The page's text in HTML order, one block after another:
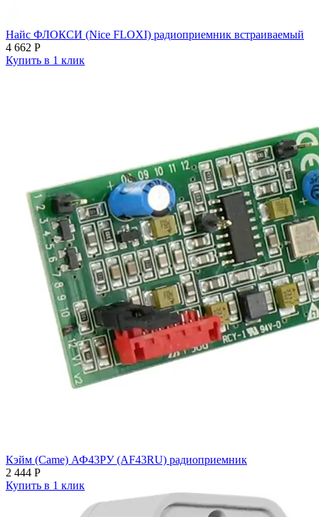
Найс ФЛОКСИ (Nice FLOXI) радиоприемник встраиваемый
4 662 Р
Купить в 1 клик
Кэйм (Came) АФ43РУ (AF43RU) радиоприемник
2 444 Р
Купить в 1 клик